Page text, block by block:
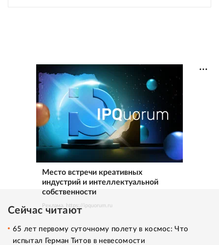
Место встречи креативных
индустрий и интеллектуальной
собственности
Реклама. https://ipquorum.ru
Сейчас читают
65 лет первому суточному полету в космос: Что
испытал Герман Титов в невесомости